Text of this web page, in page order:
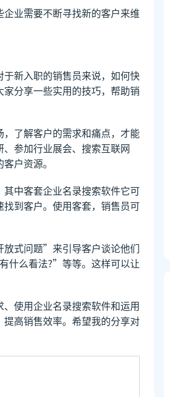
业需要不断寻找新的客户来维
新入职的销售员来说，如何快
分享一些实用的技巧，帮助销
了解客户的需求和痛点，才能
参加行业展会、搜索互联网
户资源。
中客套企业名录搜索软件它可
到客户。使用客套，销售员可
式问题”来引导客户谈论他们
什么看法?”等等。这样可以让
使用企业名录搜索软件和运用
高销售效率。希望我的分享对